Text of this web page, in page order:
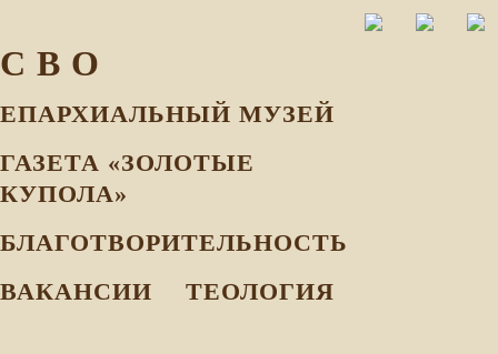
С В О
ЕПАРХИАЛЬНЫЙ МУЗEЙ
ГАЗЕТА «ЗОЛОТЫЕ
КУПОЛА»
БЛАГОТВОРИТЕЛЬНОСТЬ
ВАКАНСИИ
ТЕОЛОГИЯ